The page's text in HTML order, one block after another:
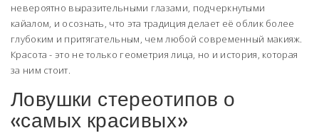
невероятно выразительными глазами, подчеркнутыми
кайалом, и осознать, что эта традиция делает её облик более
глубоким и притягательным, чем любой современный макияж.
Красота - это не только геометрия лица, но и история, которая
за ним стоит.
Ловушки стереотипов о
«самых красивых»